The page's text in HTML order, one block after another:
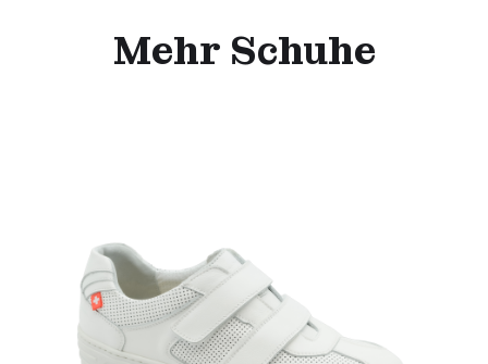
Mehr Schuhe